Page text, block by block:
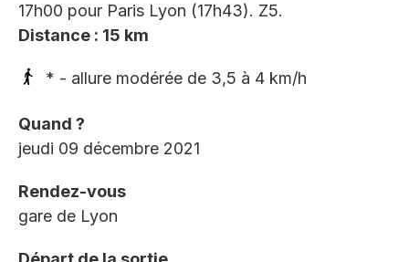
17h00 pour Paris Lyon (17h43). Z5.
Distance : 15 km
* - allure modérée de 3,5 à 4 km/h
Quand ?
jeudi 09 décembre 2021
Rendez-vous
gare de Lyon